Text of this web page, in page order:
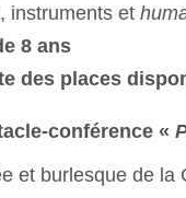
instruments et
8 ans
des places
conférence «
et burlesque de la